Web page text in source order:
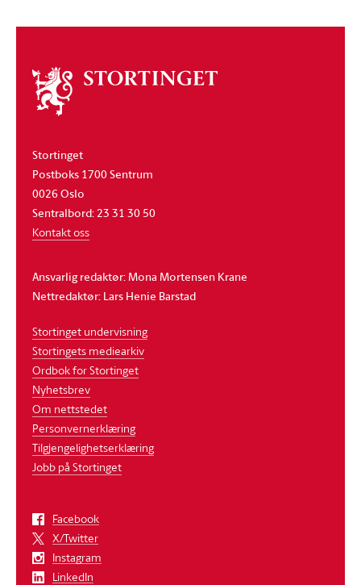
Om
stortinget
Stortinget
Postboks 1700 Sentrum
0026 Oslo
Sentralbord: 23 31 30 50
Kontakt oss
Ansvarlig redaktør: Mona Mortensen Krane
Nettredaktør: Lars Henie Barstad
Stortinget undervisning
Stortingets mediearkiv
Ordbok for Stortinget
Nyhetsbrev
Om nettstedet
Personvernerklæring
Tilgjengelighetserklæring
Jobb på Stortinget
Facebook
X/Twitter
Instagram
LinkedIn